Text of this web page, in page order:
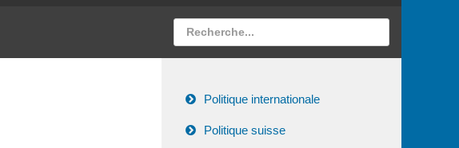
Politique internationale
Politique suisse